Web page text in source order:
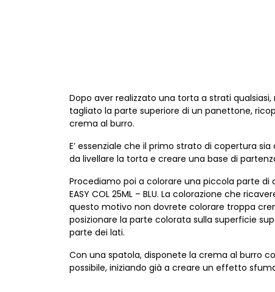
Dopo aver realizzato una torta a strati
tagliato la parte superiore di un panettone,
crema al burro.
E’ essenziale che il primo strato di copertura
da livellare la torta e creare una base di
Procediamo poi a colorare una piccola parte
EASY COL 25ML – BLU. La colorazione che
questo motivo non dovrete colorare troppa
posizionare la parte colorata sulla superficie
parte dei lati.
Con una spatola, disponete la crema al burro
possibile, iniziando già a creare un effetto